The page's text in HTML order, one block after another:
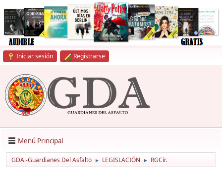
Iniciar sesión Registrarse
Menú Principal
GDA.-Guardianes Del Asfalto ► LEGISLACIÓN ► RGCir.